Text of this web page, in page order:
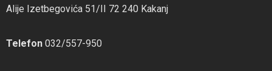
Alije Izetbegovića 51/II 72 240 Kakanj
Telefon 032/557-950